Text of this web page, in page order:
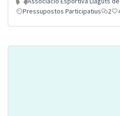
Pressupostos Participatius
2